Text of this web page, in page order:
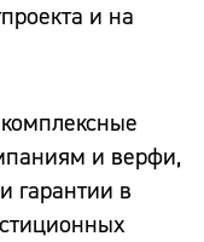
и на
и верфи,
гарантии в